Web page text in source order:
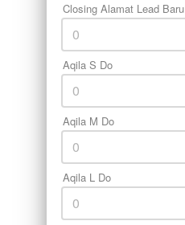
Closing Alamat Lead Baru
Aqila S Do
Aqila M Do
Aqila L Do